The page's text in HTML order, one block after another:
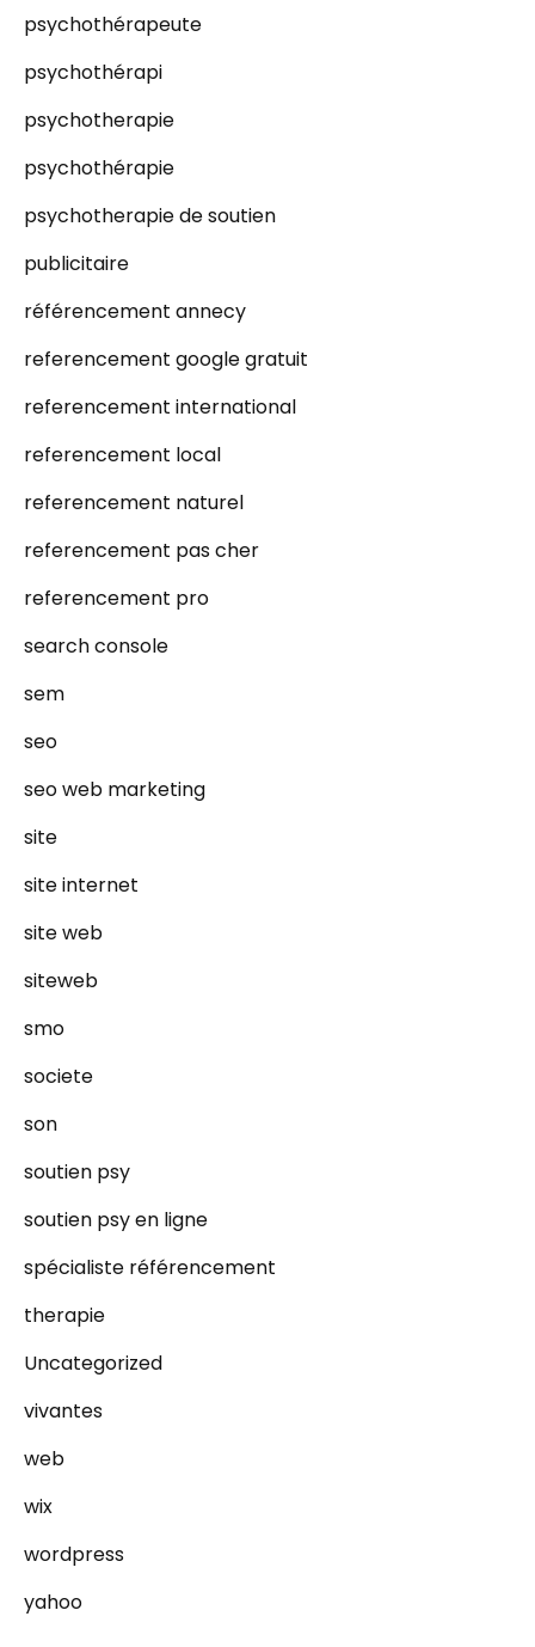
psychothérapeute
psychothérapi
psychotherapie
psychothérapie
psychotherapie de soutien
publicitaire
référencement annecy
referencement google gratuit
referencement international
referencement local
referencement naturel
referencement pas cher
referencement pro
search console
sem
seo
seo web marketing
site
site internet
site web
siteweb
smo
societe
son
soutien psy
soutien psy en ligne
spécialiste référencement
therapie
Uncategorized
vivantes
web
wix
wordpress
yahoo